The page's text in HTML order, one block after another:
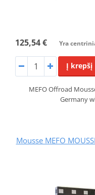
125,54 € Yra
Į krepšį
MEFO Offroad
Germany
Mousse MEFO